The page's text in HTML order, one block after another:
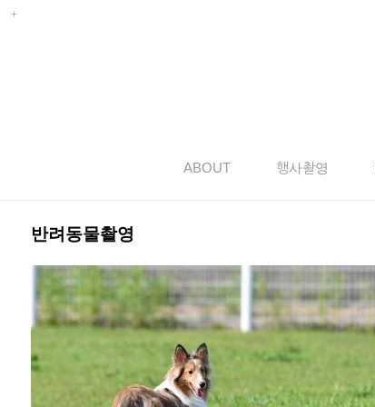
ABOUT 행사촬영
반려동물촬영
공놀이 좋아 ~~